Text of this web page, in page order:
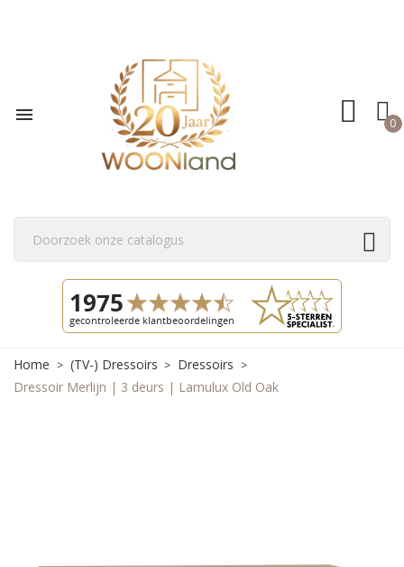
 0
Home (TV-) Dressoirs
Dressoirs
Dressoir Merlijn | 3 deurs | Lamulux Old Oak